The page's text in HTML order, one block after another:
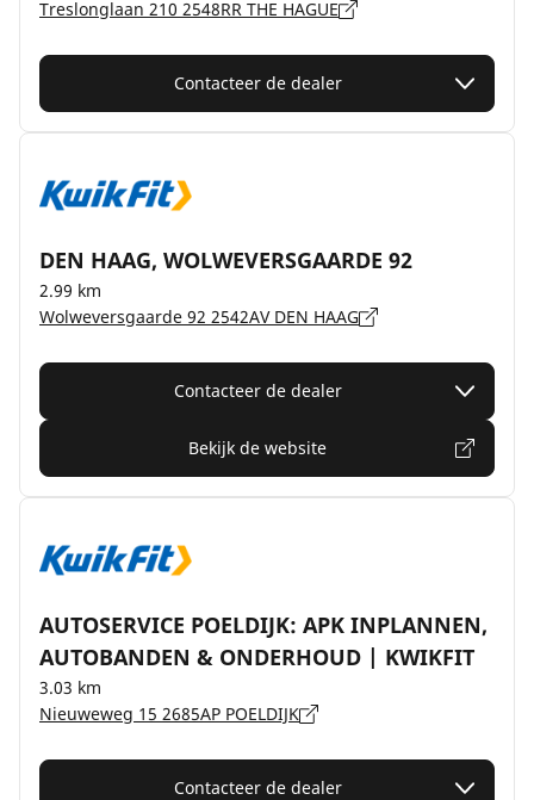
Treslonglaan 210 2548RR THE HAGUE
Contacteer de dealer
DEN HAAG, WOLWEVERSGAARDE 92
2.99 km
Wolweversgaarde 92 2542AV DEN HAAG
Contacteer de dealer
Bekijk de website
AUTOSERVICE POELDIJK: APK INPLANNEN,
AUTOBANDEN & ONDERHOUD | KWIKFIT
3.03 km
Nieuweweg 15 2685AP POELDIJK
Contacteer de dealer